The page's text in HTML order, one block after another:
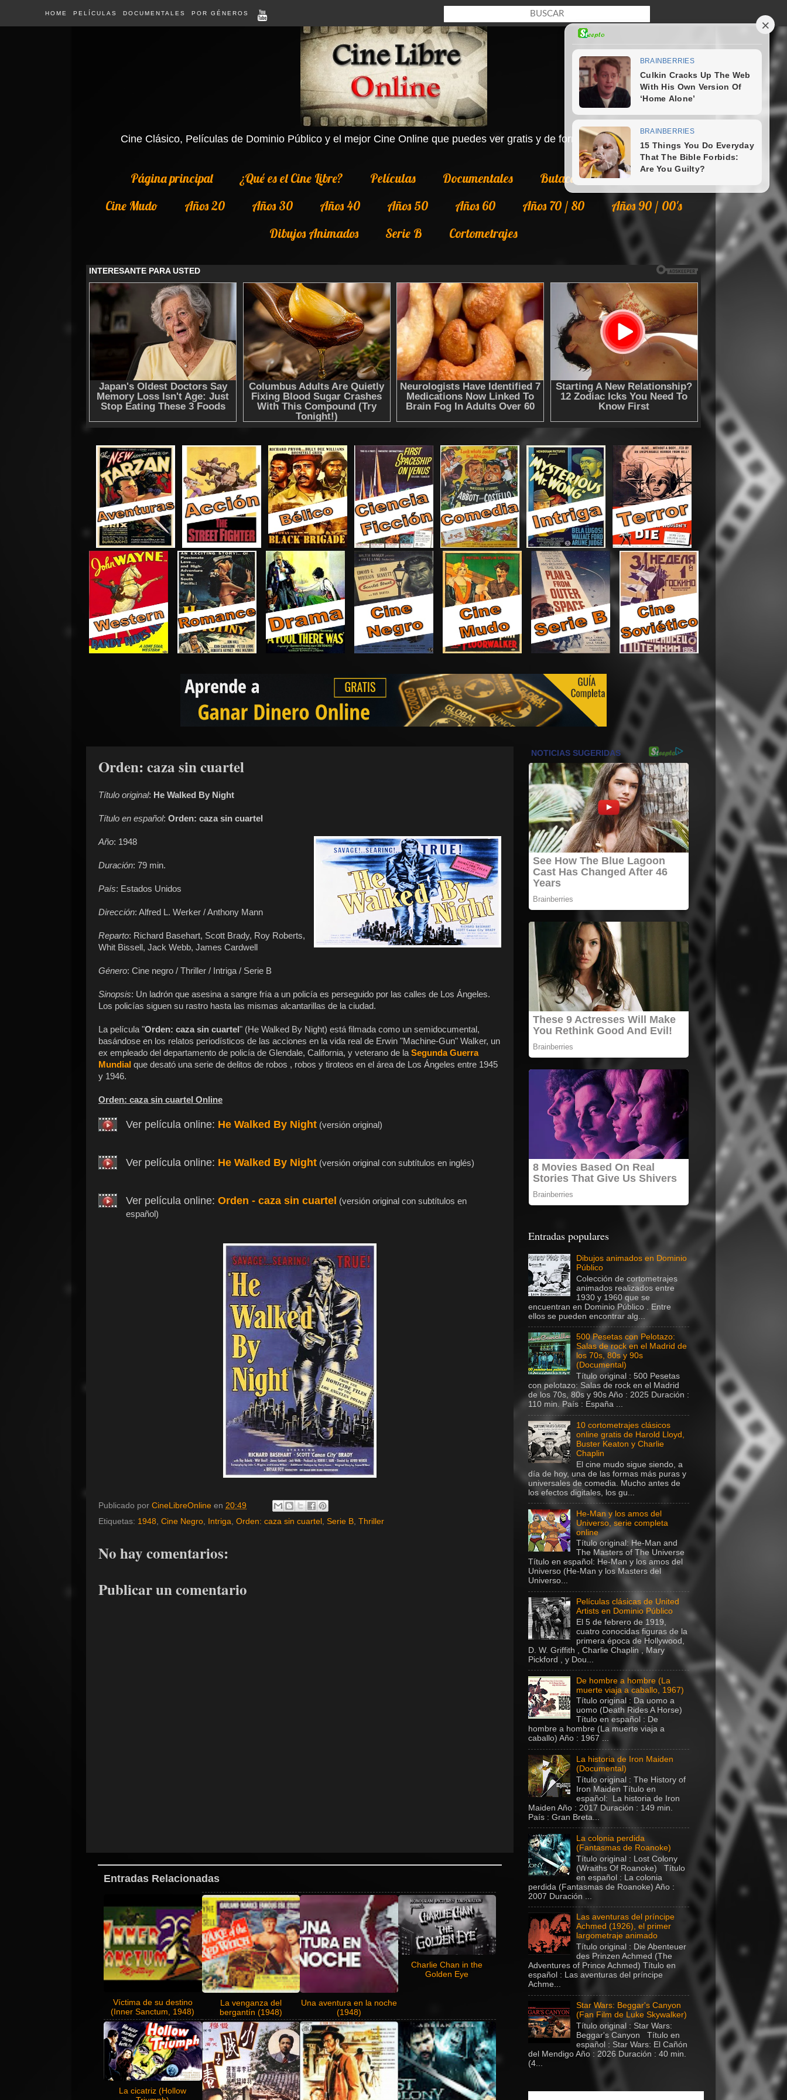
HOME PELÍCULAS DOCUMENTALES POR GÉNEROS
Cine Clásico, Películas de Dominio Público y el mejor Cine Online que puedes ver gratis y de forma legal en Internet.
Página principal ¿Qué es el Cine Libre? Películas Documentales Butaca
Colecciones
Cine Mudo
Años 20 Años 30 Años 40 Años 50 Años 60 Años 70 / 80
Años 90 / 00's
Dibujos Animados
Serie B Cortometrajes
Orden: caza sin cuartel
Título original: He Walked By Night
Título en español: Orden: caza sin cuartel
Año: 1948
Duración: 79 min.
País: Estados Unidos
Dirección: Alfred L. Werker / Anthony Mann
Reparto: Richard Basehart, Scott Brady, Roy Roberts,
Whit Bissell, Jack Webb, James Cardwell
Género: Cine negro / Thriller / Intriga / Serie B
Sinopsis: Un ladrón que asesina a sangre fría a un policía es perseguido por las calles de Los Ángeles.
Los policías siguen su rastro hasta las mismas alcantarillas de la ciudad.
La película "Orden: caza sin cuartel " (He Walked By Night) está filmada como un semidocumental,
basándose en los relatos periodísticos de las acciones en la vida real de Erwin "Machine-Gun" Walker, un
ex empleado del departamento de policía de Glendale, California, y veterano de la Segunda Guerra
Mundial que desató una serie de delitos de robos , robos y tiroteos en el área de Los Ángeles entre 1945
y 1946.
Orden: caza sin cuartel Online
Ver película online: He Walked By Night(versión original)
Ver película online: He Walked By Night(versión original con subtítulos en inglés)
Ver película online: Orden - caza sin cuartel (versión original con subtítulos en
español)
Publicado por CineLibreOnline en 20:49
Etiquetas: 1948, Cine Negro, Intriga, Orden: caza sin cuartel , Serie B, Thriller
No hay comentarios:
Publicar un comentario
Entradas Relacionadas
Víctima de su destino
(Inner Sanctum, 1948)
La venganza del
bergantín (1948)
Una aventura en la noche
(1948)
Charlie Chan in the
Golden Eye
La cicatriz (Hollow
Entradas populares
Dibujos animados en Dominio
Público
Colección de cortometrajes
animados realizados entre
1930 y 1960 que se
encuentran en Dominio Público . Entre
ellos se pueden encontrar alg...
500 Pesetas con Pelotazo:
Salas de rock en el Madrid de
los 70s, 80s y 90s
(Documental)
Título original : 500 Pesetas
con pelotazo: Salas de rock en el Madrid
de los 70s, 80s y 90s Año : 2025 Duración :
110 min. País : España ...
10 cortometrajes clásicos
online gratis de Harold Lloyd,
Buster Keaton y Charlie
Chaplin
El cine mudo sigue siendo, a
día de hoy, una de las formas más puras y
universales de comedia. Mucho antes de
los efectos digitales, los gu...
He-Man y los amos del
Universo, serie completa
online
Título original: He-Man and
The Masters of The Universe
Título en español: He-Man y los amos del
Universo (He-Man y los Masters del
Universo...
Películas clásicas de United
Artists en Dominio Público
El 5 de febrero de 1919,
cuatro conocidas figuras de la
primera época de Hollywood,
D. W. Griffith , Charlie Chaplin , Mary
Pickford , y Dou...
De hombre a hombre (La
muerte viaja a caballo, 1967)
Título original : Da uomo a
uomo (Death Rides A Horse)
Título en español : De
hombre a hombre (La muerte viaja a
caballo) Año : 1967 ...
La historia de Iron Maiden
(Documental)
Título original : The History of
Iron Maiden Título en
español: La historia de Iron
Maiden Año : 2017 Duración : 149 min.
País : Gran Breta...
La colonia perdida
(Fantasmas de Roanoke)
Título original : Lost Colony
(Wraiths Of Roanoke) Título
en español : La colonia
perdida (Fantasmas de Roanoke) Año :
2007 Duración ...
Las aventuras del príncipe
Achmed (1926), el primer
largometraje animado
Título original : Die Abenteuer
des Prinzen Achmed (The
Adventures of Prince Achmed) Título en
español : Las aventuras del príncipe
Achme...
Star Wars: Beggar's Canyon
(Fan Film de Luke Skywalker)
Título original : Star Wars:
Beggar's Canyon Título en
español : Star Wars: El Cañón
del Mendigo Año : 2026 Duración : 40 min.
(4...